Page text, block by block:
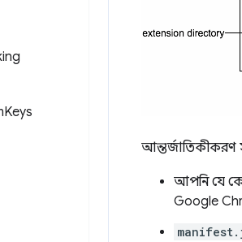
Keys
আন্তর্জাতিকীকরণ
আপনি যে
Google